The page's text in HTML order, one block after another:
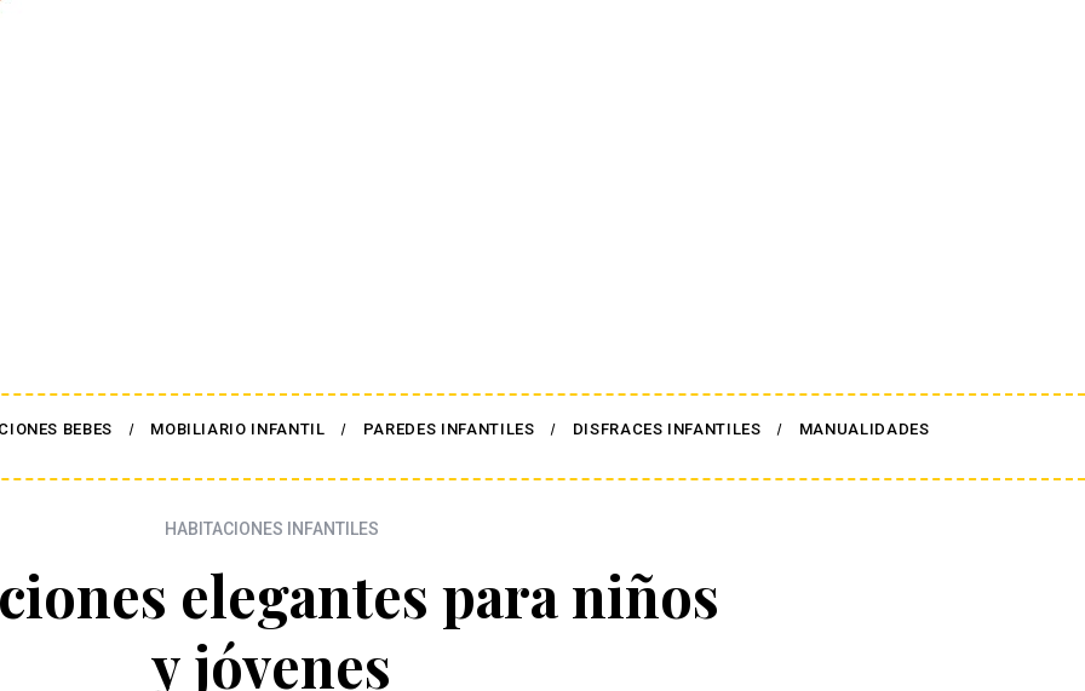
BEBES MOBILIARIO INFANTIL PAREDES INFANTILES DISFRACES INFANTILES MANUALIDADES
HABITACIONES INFANTILES
elegantes para niños
y jóvenes